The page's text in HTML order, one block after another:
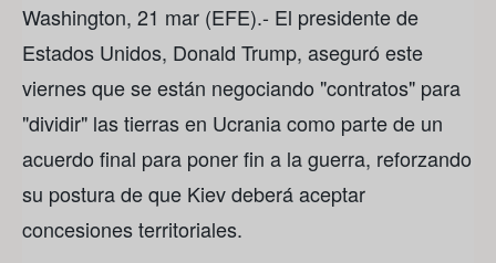
Washington, 21 mar (EFE).- El presidente de
Estados Unidos, Donald Trump, aseguró este
viernes que se están negociando "contratos" para
"dividir" las tierras en Ucrania como parte de un
acuerdo final para poner fin a la guerra, reforzando
su postura de que Kiev deberá aceptar
concesiones territoriales.